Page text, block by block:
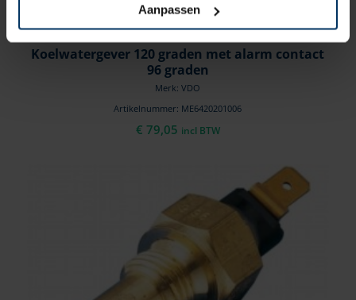
Aanpassen
Koelwatergever 120 graden met alarm contact
96 graden
Merk: VDO
Artikelnummer: ME6420201006
€ 79,05 incl BTW